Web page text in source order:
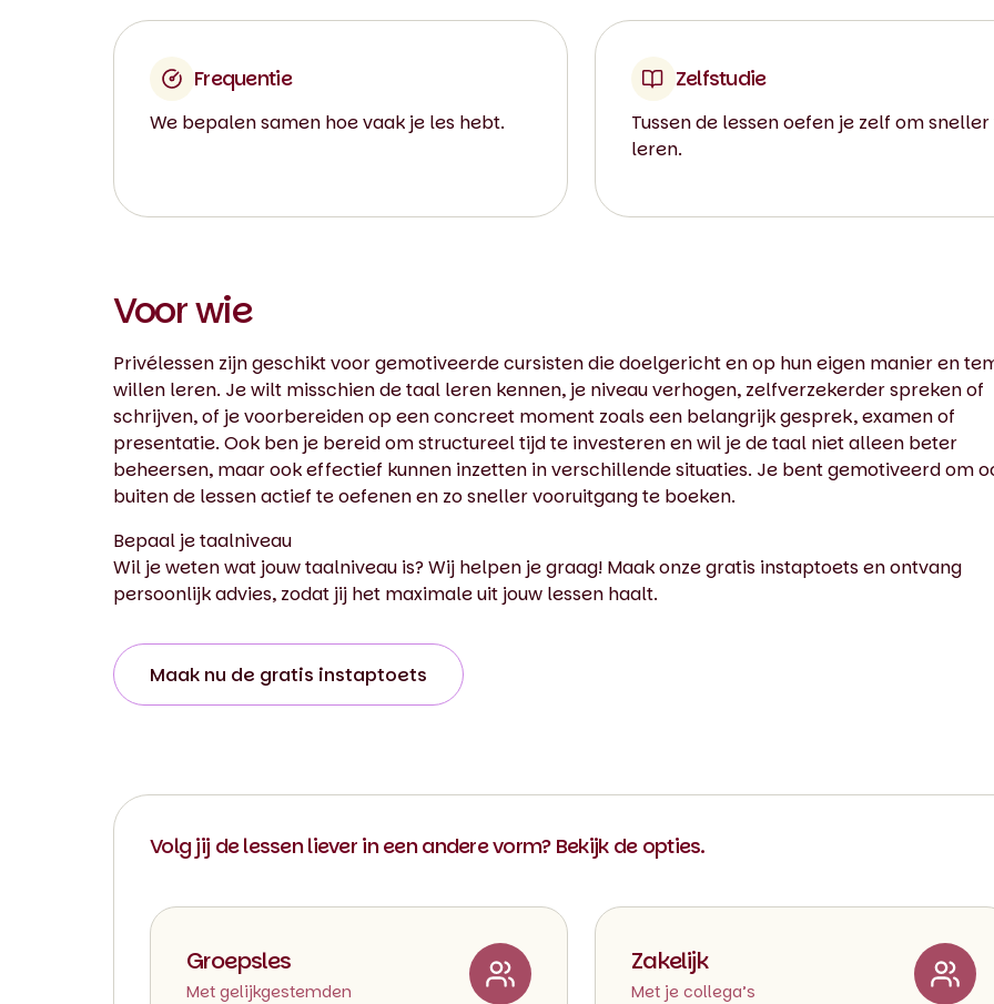
Frequentie
We bepalen samen hoe vaak je les hebt.
Zelfstudie
Tussen de lessen oefen je zelf om
leren.
Voor wie
Privélessen zijn geschikt voor gemotiveerde cursisten die doelgericht en op hun eigen manier en
willen leren. Je wilt misschien de taal leren kennen, je niveau verhogen, zelfverzekerder spreken of
schrijven, of je voorbereiden op een concreet moment zoals een belangrijk gesprek, examen of
presentatie. Ook ben je bereid om structureel tijd te investeren en wil je de taal niet alleen beter
beheersen, maar ook effectief kunnen inzetten in verschillende situaties. Je bent gemotiveerd om
buiten de lessen actief te oefenen en zo sneller vooruitgang te boeken.
Bepaal je taalniveau
Wil je weten wat jouw taalniveau is? Wij helpen je graag! Maak onze gratis instaptoets en ontvang
persoonlijk advies, zodat jij het maximale uit jouw lessen haalt.
Maak nu de gratis instaptoets
Volg jij de lessen liever in een andere vorm? Bekijk de opties.
Groepsles
Met gelijkgestemden
Zakelijk
Met je collega’s